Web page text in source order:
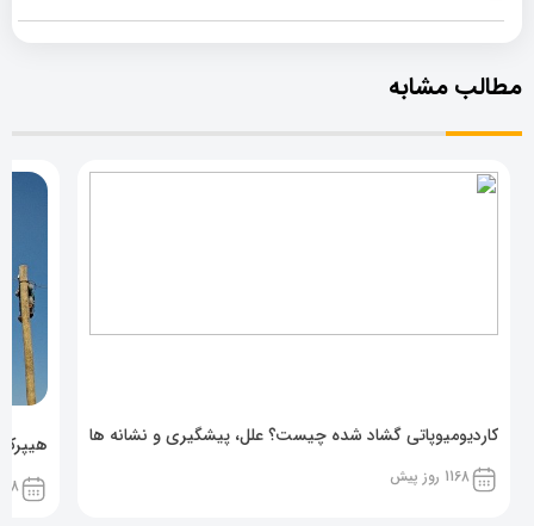
مطالب مشابه
کاردیومیوپاتی گشاد شده چیست؟ علل، پیشگیری و نشانه ها
1168 روز پیش 1168